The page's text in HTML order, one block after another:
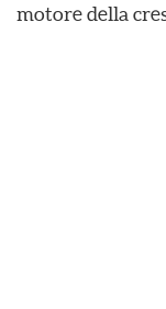
motore della